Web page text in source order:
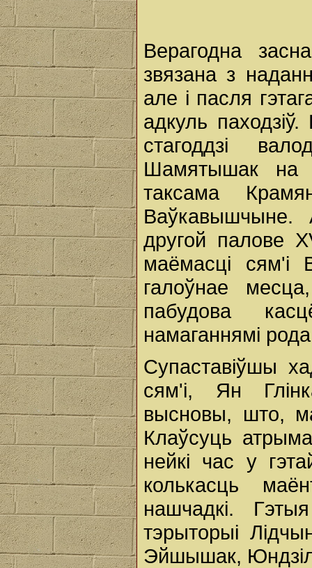
Верагодна
звязана з
але і пасля
адкуль
стагоддзі
Шамятышак на
таксама
другой палове
маёмасці сям'і
галоўнае
пабудова
намаганнямі
Супаставіўшы
сям'і, Ян
высновы, што,
Клаўсуць
нейкі час у
колькасць
нашчадкі.
тэрыторыі
Эйшышак,